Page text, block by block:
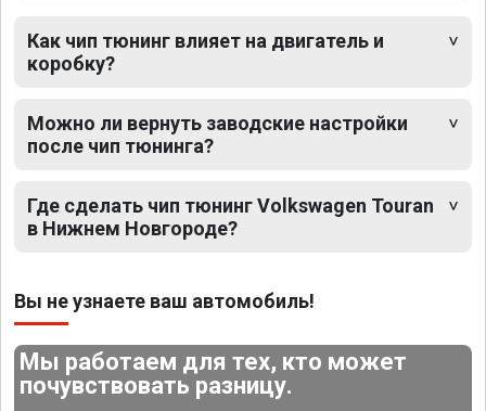
Как чип тюнинг влияет на двигатель и
коробку?
Можно ли вернуть заводские настройки
после чип тюнинга?
Где сделать чип тюнинг Volkswagen Touran
в Нижнем Новгороде?
Вы не узнаете ваш автомобиль!
Мы работаем для тех, кто может
почувствовать разницу.